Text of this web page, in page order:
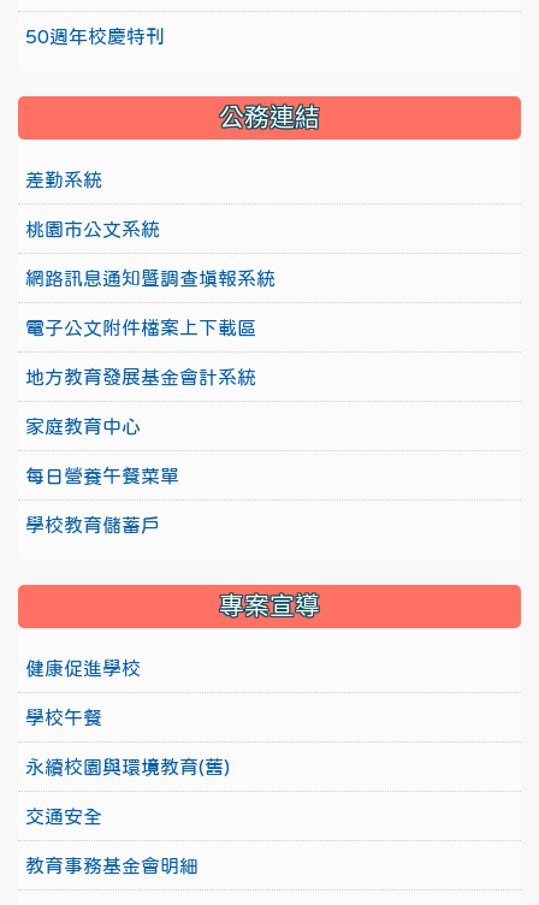
50週年校慶特刊
公務連結
差勤系統
桃園市公文系統
網路訊息通知暨調查填報系統
電子公文附件檔案上下載區
地方教育發展基金會計系統
家庭教育中心
每日營養午餐菜單
學校教育儲蓄戶
專案宣導
健康促進學校
學校午餐
永續校園與環境教育(舊)
交通安全
教育事務基金會明細